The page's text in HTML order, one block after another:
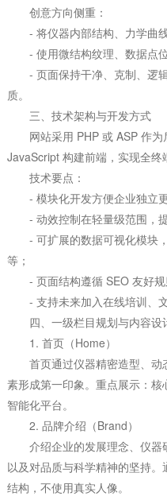
创意方向侧重：
- 将仪器内部结构、力学曲线
- 使用微结构纹理、数据点位
- 页面保持干净、克制、逻
质。
三、技术架构与开发方式
网站采用 PHP 或 ASP 作为
JavaScript 构建前端，实现全终
技术要点：
- 模块化开发方便企业独立更
- 动效控制在轻量级范围，提
- 可扩展的数据可视化模块
等；
- 页面结构遵循 SEO 友好规
- 支持未来加入在线培训、文
四、一级栏目规划与内容设
1. 首页（Home）
首页通过仪器精密造型、动
素形成第一印象。重点展示：
智能化平台。
2. 品牌介绍（Brand）
介绍企业的发展理念、仪器
以及对品质与科学精神的坚持
结构，不使用真实人像。